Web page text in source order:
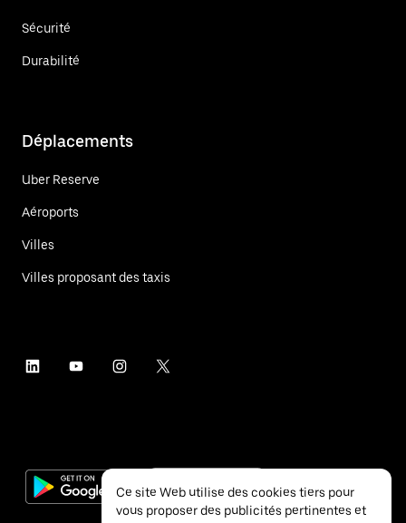
Sécurité
Durabilité
Déplacements
Uber Reserve
Aéroports
Villes
Villes proposant des taxis
Ce site Web utilise des cookies tiers pour
vous proposer des publicités pertinentes et